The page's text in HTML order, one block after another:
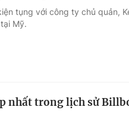
cuộc sống
tụng với công ty chủ quản,
Mỹ.
nhất trong lịch sử